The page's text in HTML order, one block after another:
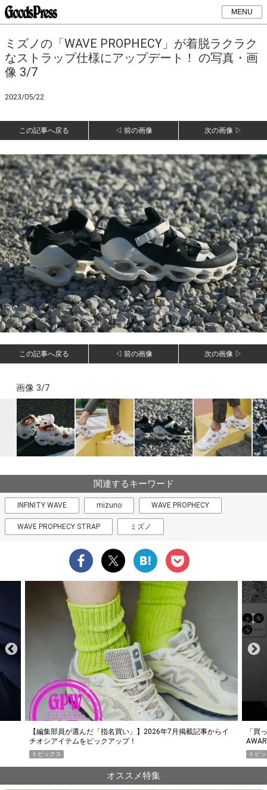
MENU
ミズノの「WAVE PROPHECY」が着脱ラクラク
なストラップ仕様にアップデート！ の写真・画
像 3/7
2023/05/22
この記事へ戻る ◁ 前の画像 次の画像 ▷
この記事へ戻る ◁ 前の画像 次の画像 ▷
画像 3/7
関連するキーワード
INFINITY WAVE mizuno WAVE PROPHECY
WAVE PROPHECY STRAP ミズノ
「買って損なし」の極上スマホ5選【GoodsPress 2026上半期
AWARD】
トピックス
薄着
PR
オススメ特集